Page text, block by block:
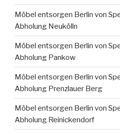
Möbel entsorgen Berlin von
Abholung Neukölln
Möbel entsorgen Berlin von
Abholung Pankow
Möbel entsorgen Berlin von
Abholung Prenzlauer Berg
Möbel entsorgen Berlin von
Abholung Reinickendorf